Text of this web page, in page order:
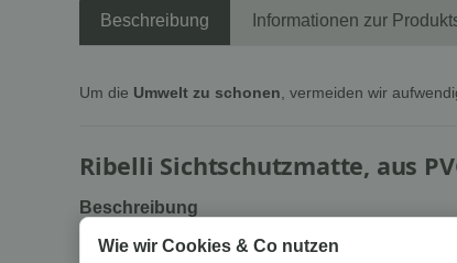
Beschreibung Informationen zur
Um die Umwelt zu schonen, vermeiden wir
Ribelli Sichtschutzmatte, aus
Beschreibung
Besteht aus hochwertigen, kleinen,
Wie wir Cookies & Co nutzen